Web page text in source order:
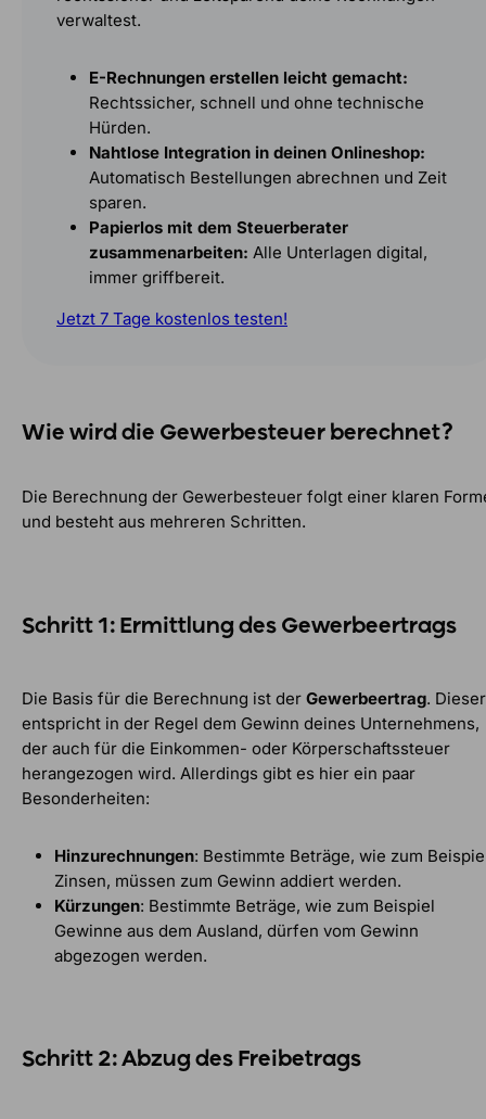
verwaltest.
E-Rechnungen erstellen leicht gemacht:
Rechtssicher, schnell und ohne technische
Hürden.
Nahtlose Integration in deinen Onlineshop:
Automatisch Bestellungen abrechnen und Zeit
sparen.
Papierlos mit dem Steuerberater
zusammenarbeiten: Alle Unterlagen digital,
immer griffbereit.
Jetzt 7 Tage kostenlos testen!
Wie wird die Gewerbesteuer berechnet?
Die Berechnung der Gewerbesteuer folgt einer klaren
und besteht aus mehreren Schritten.
Schritt 1: Ermittlung des Gewerbeertrags
Die Basis für die Berechnung ist der Gewerbeertrag. Dieser
entspricht in der Regel dem Gewinn deines Unternehmens,
der auch für die Einkommen- oder Körperschaftssteuer
herangezogen wird. Allerdings gibt es hier ein paar
Besonderheiten:
Hinzurechnungen: Bestimmte Beträge, wie zum
Zinsen, müssen zum Gewinn addiert werden.
Kürzungen: Bestimmte Beträge, wie zum Beispiel
Gewinne aus dem Ausland, dürfen vom Gewinn
abgezogen werden.
Schritt 2: Abzug des Freibetrags